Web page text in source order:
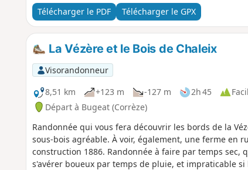
Télécharger le PDF Télécharger le GPX
La Vézère et le Bois de Chaleix
Visorandonneur
8,51 km
+123 m -127 m 2h 45
Départ à Bugeat (Corrèze)
Randonnée qui vous fera découvrir les bords de la
sous-bois agréable. À voir, également, une ferme en
construction 1886. Randonnée à faire par temps sec,
s'avérer boueux par temps de pluie, et impraticable si